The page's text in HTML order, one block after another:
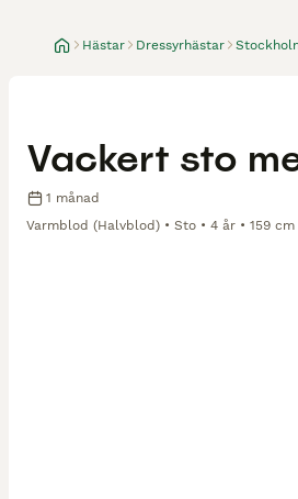
Hästar Dressyrhästar
Vackert sto
1 månad
Varmblod (Halvblod)
Sto 4 år 159 cm